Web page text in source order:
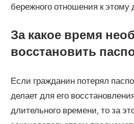
бережного отношения к этому
За какое время
восстановить
Если гражданин потерял
делает для его
длительного времени, то за